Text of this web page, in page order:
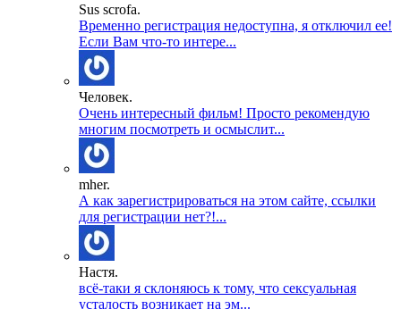
Sus scrofa.
Временно регистрация недоступна, я отключил ее!
Если Вам что-то интере...
Человек.
Очень интересный фильм! Просто рекомендую
многим посмотреть и осмыслит...
mher.
А как зарегистрироваться на этом сайте, ссылки
для регистрации нет?!...
Настя.
всё-таки я склоняюсь к тому, что сексуальная
усталость возникает на эм...